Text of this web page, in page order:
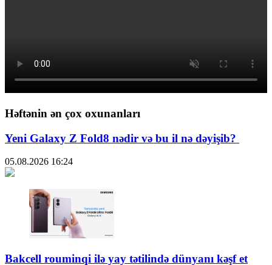
Həftənin ən çox oxunanları
Yeni Galaxy Z Fold8 nədir və bu il nə dəyişib?
05.08.2026 16:24
Bakcell rouminqi ilə yay tətilində dünyanı kəşf et